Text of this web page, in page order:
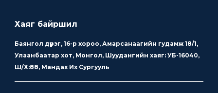
Хаяг байршил
Баянгол дүүрэг, 16-р хороо, Амарсанаагийн гудамж 18/1,
Улаанбаатар хот, Монгол, Шуудангийн хаяг: УБ-16040,
Ш/Х:88, Мандах Их Сургууль